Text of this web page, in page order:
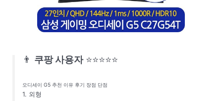
👨 쿠팡 사용자 ⭐⭐⭐⭐⭐
오디세이 G5 추천 이유 후기 장점 단점
1. 외형